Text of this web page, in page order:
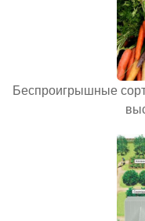
Беспроигрышные